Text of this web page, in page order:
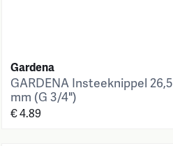
Gardena
GARDENA Insteeknippel 26,5
mm (G 3/4")
€ 4.89